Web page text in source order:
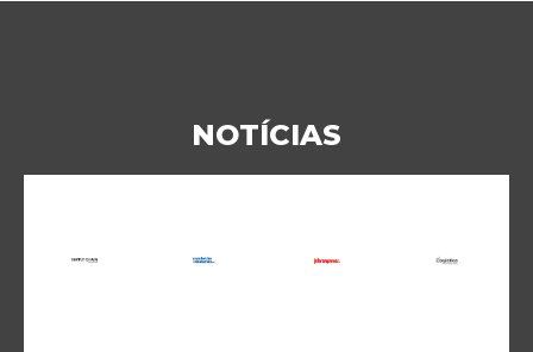
NOTÍCIAS